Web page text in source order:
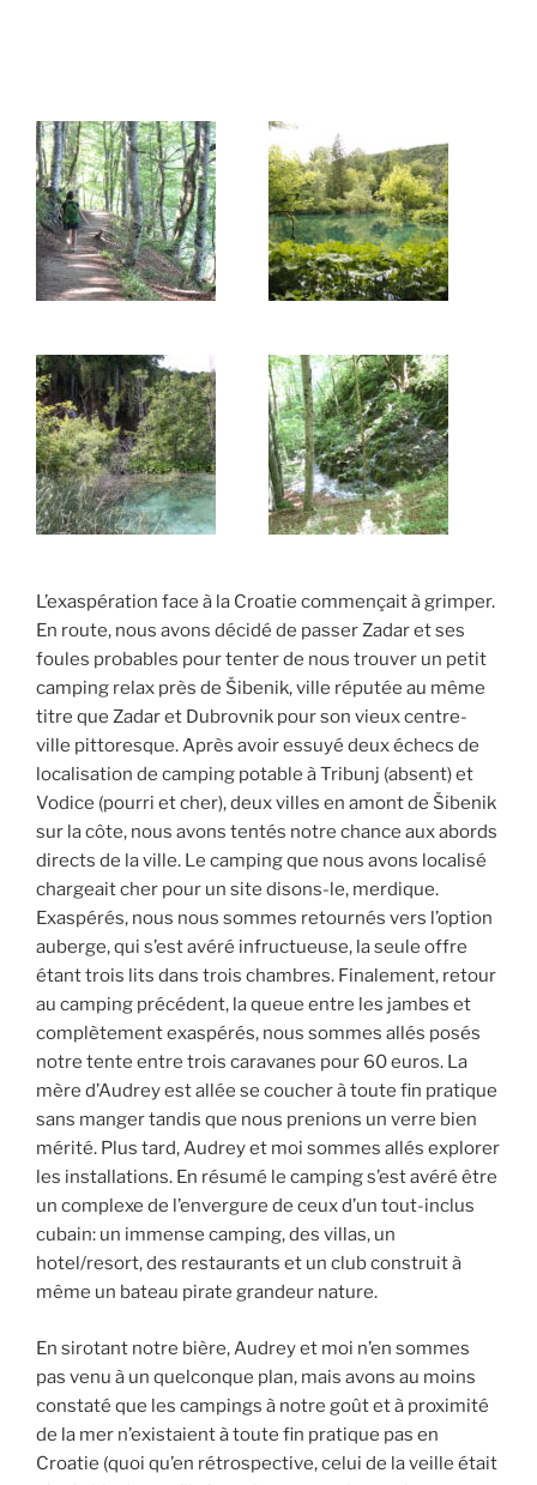
L’exaspération face à la Croatie commençait à grimper.
En route, nous avons décidé de passer Zadar et ses
foules probables pour tenter de nous trouver un petit
camping relax près de Šibenik, ville réputée au même
titre que Zadar et Dubrovnik pour son vieux centre-
ville pittoresque. Après avoir essuyé deux échecs de
localisation de camping potable à Tribunj (absent) et
Vodice (pourri et cher), deux villes en amont de Šibenik
sur la côte, nous avons tentés notre chance aux abords
directs de la ville. Le camping que nous avons localisé
chargeait cher pour un site disons-le, merdique.
Exaspérés, nous nous sommes retournés vers l’option
auberge, qui s’est avéré infructueuse, la seule offre
étant trois lits dans trois chambres. Finalement, retour
au camping précédent, la queue entre les jambes et
complètement exaspérés, nous sommes allés posés
notre tente entre trois caravanes pour 60 euros. La
mère d’Audrey est allée se coucher à toute fin pratique
sans manger tandis que nous prenions un verre bien
mérité. Plus tard, Audrey et moi sommes allés explorer
les installations. En résumé le camping s’est avéré être
un complexe de l’envergure de ceux d’un tout-inclus
cubain: un immense camping, des villas, un
hotel/resort, des restaurants et un club construit à
même un bateau pirate grandeur nature.
En sirotant notre bière, Audrey et moi n’en sommes
pas venu à un quelconque plan, mais avons au moins
constaté que les campings à notre goût et à proximité
de la mer n’existaient à toute fin pratique pas en
Croatie (quoi qu’en rétrospective, celui de la veille était